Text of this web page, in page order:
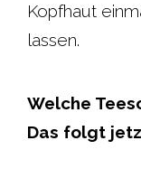
Kopfhaut
lassen.
Welche
Das folgt